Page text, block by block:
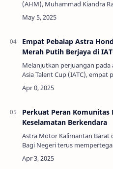
(AHM), Muhammad Kiandra
menunjukan potensinya
arena balap Eropa. Bahkan,
Empat Pebalap Astra
Merah
Melanjutkan perjuangan pada
Asia Talent Cup (IATC), empat
binaan PT Astra Honda Motor
bertekad kuat dalam
Perkuat Peran Komunitas
Keselamatan Berkendara
Astra Motor Kalimantan Barat
Bagi Negeri terus
dalam menanamkan budaya
dan bertanggung jawab